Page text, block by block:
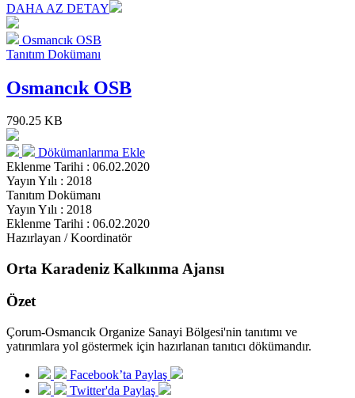
DAHA AZ DETAY
Osmancık OSB
Tanıtım Dokümanı
Osmancık OSB
790.25 KB
Dökümanlarıma Ekle
Eklenme Tarihi : 06.02.2020
Yayın Yılı : 2018
Tanıtım Dokümanı
Yayın Yılı : 2018
Eklenme Tarihi : 06.02.2020
Hazırlayan / Koordinatör
Orta Karadeniz Kalkınma Ajansı
Özet
Çorum-Osmancık Organize Sanayi Bölgesi'nin tanıtımı ve
yatırımlara yol göstermek için hazırlanan tanıtıcı dökümandır.
Facebook’ta Paylaş
Twitter'da Paylaş